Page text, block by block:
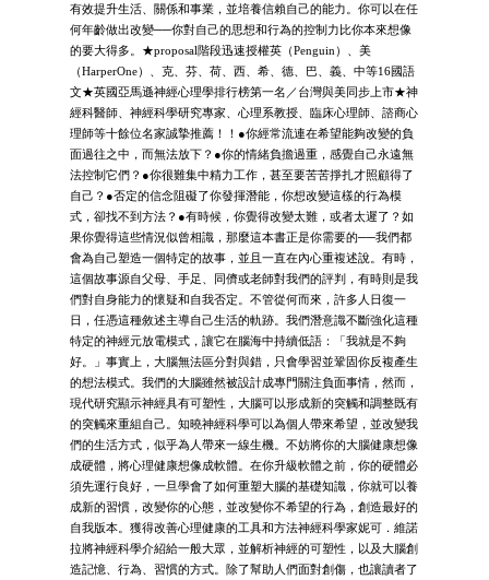
有效提升生活、關係和事業，並培養信賴自己的能力。你可以在任
何年齡做出改變──你對自己的思想和行為的控制力比你本來想像
的要大得多。★proposal階段迅速授權英（Penguin）、美
（HarperOne）、克、芬、荷、西、希、德、巴、義、中等16國語
文★英國亞馬遜神經心理學排行榜第一名／台灣與美同步上市★神
經科醫師、神經科學研究專家、心理系教授、臨床心理師、諮商心
理師等十餘位名家誠摯推薦！！●你經常流連在希望能夠改變的負
面過往之中，而無法放下？●你的情緒負擔過重，感覺自己永遠無
法控制它們？●你很難集中精力工作，甚至要苦苦掙扎才照顧得了
自己？●否定的信念阻礙了你發揮潛能，你想改變這樣的行為模
式，卻找不到方法？●有時候，你覺得改變太難，或者太遲了？如
果你覺得這些情況似曾相識，那麼這本書正是你需要的──我們都
會為自己塑造一個特定的故事，並且一直在內心重複述說。有時，
這個故事源自父母、手足、同儕或老師對我們的評判，有時則是我
們對自身能力的懷疑和自我否定。不管從何而來，許多人日復一
日，任憑這種敘述主導自己生活的軌跡。我們潛意識不斷強化這種
特定的神經元放電模式，讓它在腦海中持續低語：「我就是不夠
好。」事實上，大腦無法區分對與錯，只會學習並鞏固你反複產生
的想法模式。我們的大腦雖然被設計成專門關注負面事情，然而，
現代研究顯示神經具有可塑性，大腦可以形成新的突觸和調整既有
的突觸來重組自己。知曉神經科學可以為個人帶來希望，並改變我
們的生活方式，似乎為人帶來一線生機。不妨將你的大腦健康想像
成硬體，將心理健康想像成軟體。在你升級軟體之前，你的硬體必
須先運行良好，一旦學會了如何重塑大腦的基礎知識，你就可以養
成新的習慣，改變你的心態，並改變你不希望的行為，創造最好的
自我版本。獲得改善心理健康的工具和方法神經科學家妮可．維諾
拉將神經科學介紹給一般大眾，並解析神經的可塑性，以及大腦創
造記憶、行為、習慣的方式。除了幫助人們面對創傷，也讓讀者了